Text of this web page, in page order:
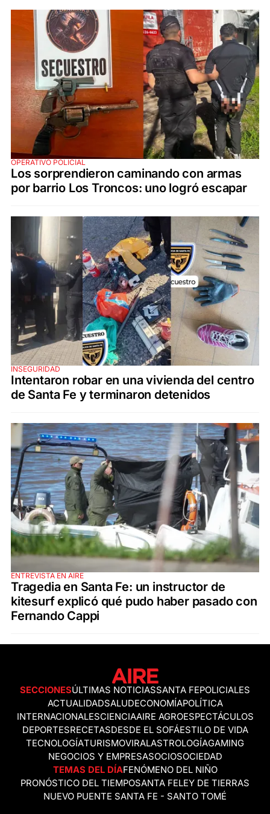
OPERATIVO POLICIAL
Los sorprendieron caminando con armas
por barrio Los Troncos: uno logró escapar
INSEGURIDAD
Intentaron robar en una vivienda del centro
de Santa Fe y terminaron detenidos
ENTREVISTA EN AIRE
Tragedia en Santa Fe: un instructor de
kitesurf explicó qué pudo haber pasado con
Fernando Cappi
SECCIONESÚLTIMAS NOTICIASSANTA FEPOLICIALES
ACTUALIDADSALUDECONOMÍAPOLÍTICA
INTERNACIONALESCIENCIAAIRE AGROESPECTÁCULOS
DEPORTESRECETASDESDE EL SOFÁESTILO DE VIDA
TECNOLOGÍATURISMOVIRALASTROLOGÍAGAMING
NEGOCIOS Y EMPRESASOCIOSOCIEDAD
TEMAS DEL DÍAFENÓMENO DEL NIÑO
PRONÓSTICO DEL TIEMPOSANTA FELEY DE TIERRAS
NUEVO PUENTE SANTA FE - SANTO TOMÉ